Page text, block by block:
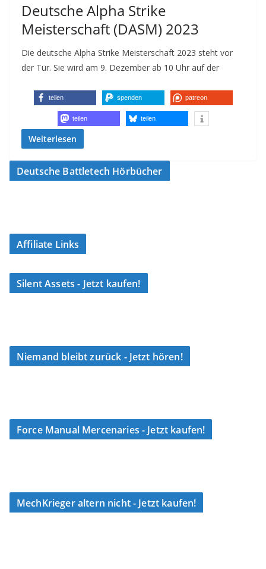
Deutsche Alpha Strike
Meisterschaft (DASM) 2023
Die deutsche Alpha Strike Meisterschaft 2023 steht vor
der Tür. Sie wird am 9. Dezember ab 10 Uhr auf der
teilen spenden patreon
teilen teilen
Weiterlesen
Deutsche Battletech Hörbücher
Affiliate Links
Silent Assets - Jetzt kaufen!
Niemand bleibt zurück - Jetzt hören!
Force Manual Mercenaries - Jetzt kaufen!
MechKrieger altern nicht - Jetzt kaufen!